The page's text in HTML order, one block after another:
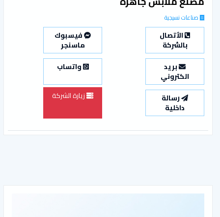
صناعات نسيجية
الأتصال
بالشركة
فيسبوك
ماسنجر
بريد
الكتروني
واتساب
رسالة
داخلية
زيارة الشركة